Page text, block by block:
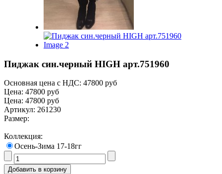
Пиджак син.черный HIGH арт.751960
Основная цена с НДС: 47800 руб
Цена: 47800 руб
Цена: 47800 руб
Артикул: 261230
Размер:
Коллекция:
Осень-Зима 17-18гг